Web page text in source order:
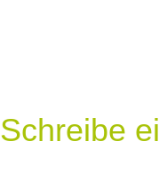
Schreibe